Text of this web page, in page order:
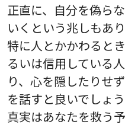
正直に、自分を偽ら
いくという兆しもあり
特に人とかかわると
るいは信用している
り、心を隠したりせ
を話すと良いでしょう
真実はあなたを救う予